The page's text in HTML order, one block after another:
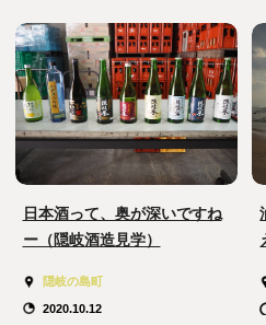
2020.10.12
隠岐の島町
日本酒って、奥が深いですね
ー（隠岐酒造見学）